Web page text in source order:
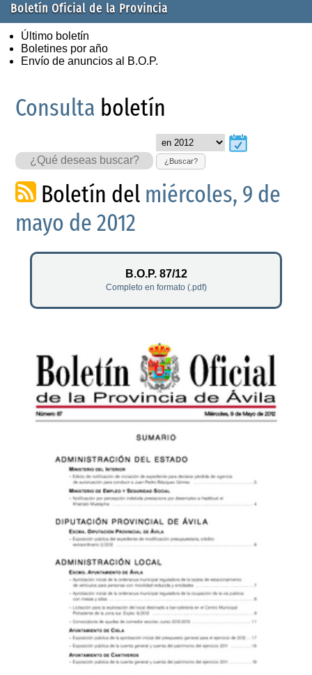
Boletín Oficial de la Provincia
Último boletín
Boletines por año
Envío de anuncios al B.O.P.
Consulta boletín
¿Buscar?
Boletín del miércoles, 9 de
mayo de 2012
B.O.P. 87/12
Completo en formato (.pdf)